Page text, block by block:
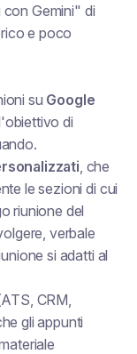
Gemini" di
e poco
su Google
di
.
, che
le sezioni di cui
riunione del
verbale
si adatti al
CRM,
gli appunti